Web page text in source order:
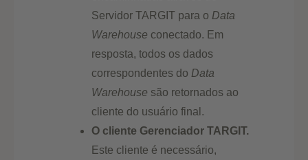
Servidor TARGIT para o Data
Warehouse conectado. Em
resposta, todos os dados
correspondentes do Data
Warehouse são retornados ao
cliente do usuário final.
O cliente Gerenciador TARGIT.
Este cliente é necessário,